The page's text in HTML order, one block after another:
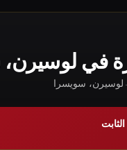
في لوسيرن،
لوسيرن، سويسرا